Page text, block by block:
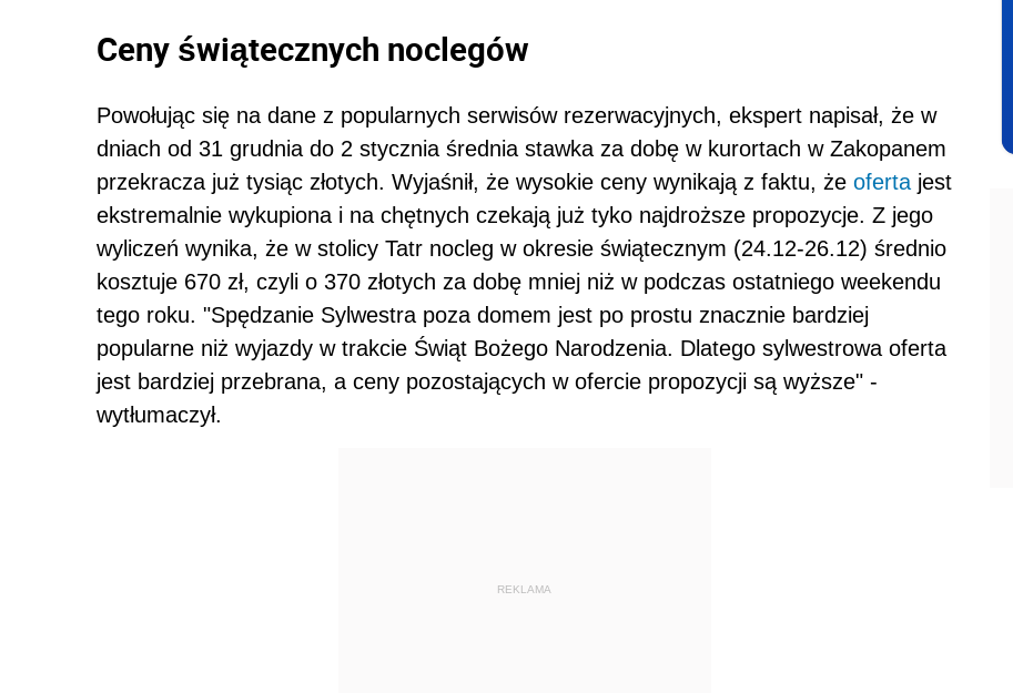
Ceny świątecznych noclegów
Powołując się na dane z popularnych serwisów rezerwacyjnych, ekspert napisał, że w
dniach od 31 grudnia do 2 stycznia średnia stawka za dobę w kurortach w Zakopanem
przekracza już tysiąc złotych. Wyjaśnił, że wysokie ceny wynikają z faktu, że oferta jest
ekstremalnie wykupiona i na chętnych czekają już tyko najdroższe propozycje. Z jego
wyliczeń wynika, że w stolicy Tatr nocleg w okresie świątecznym (24.12-26.12) średnio
kosztuje 670 zł, czyli o 370 złotych za dobę mniej niż w podczas ostatniego weekendu
tego roku. "Spędzanie Sylwestra poza domem jest po prostu znacznie bardziej
popularne niż wyjazdy w trakcie Świąt Bożego Narodzenia. Dlatego sylwestrowa oferta
jest bardziej przebrana, a ceny pozostających w ofercie propozycji są wyższe" -
wytłumaczył.
REKLAMA